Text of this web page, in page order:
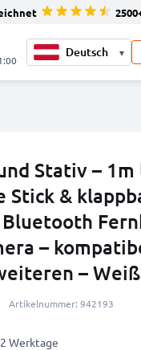
▾
Stativ –
Stick &
–
– Weiß
Artikelnummer: 942193
Werktage